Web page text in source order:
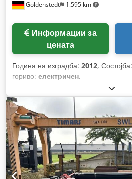
Goldenstedt 1.595 km
цената
Година на изградба: 2012, Состојба:
гориво: електричен,